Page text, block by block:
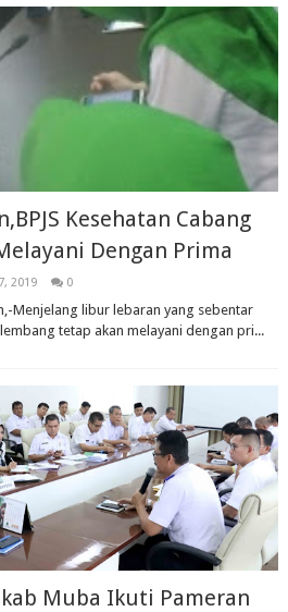
Kesehatan Cabang
Dengan Prima
2019 0
Menjelang libur lebaran yang sebentar
tetap akan melayani dengan pri...
Muba Ikuti Pameran